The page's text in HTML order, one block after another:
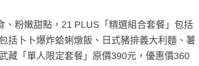
粉嫩甜點，21 PLUS「精選組合套餐」包括
括卜卜爆炸蛤蜊燉飯、日式豬排義大利麵、薯
藏「單人限定套餐」原價390元，優惠價360